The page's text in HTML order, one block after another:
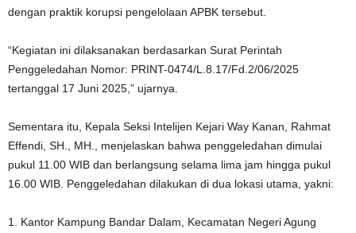
dengan praktik korupsi pengelolaan APBK tersebut.
“Kegiatan ini dilaksanakan berdasarkan Surat Perintah
Penggeledahan Nomor: PRINT-0474/L.8.17/Fd.2/06/2025
tertanggal 17 Juni 2025,” ujarnya.
Sementara itu, Kepala Seksi Intelijen Kejari Way Kanan, Rahmat
Effendi, SH., MH., menjelaskan bahwa penggeledahan dimulai
pukul 11.00 WIB dan berlangsung selama lima jam hingga pukul
16.00 WIB. Penggeledahan dilakukan di dua lokasi utama, yakni:
1. Kantor Kampung Bandar Dalam, Kecamatan Negeri Agung